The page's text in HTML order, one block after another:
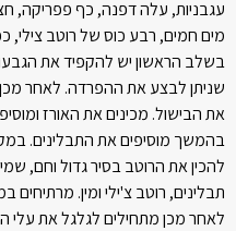
עגבניות, עלה דפנה, כף פפריקה,
מים חמים, רבע כוס של רוטב צילי,
בשלב הראשון יש להקפיד את
שניתן לבצע את ההפרדה. לאחר
את הבישול. מכינים את האורז
בהמשך מוסיפים את התבלינים.
להכין את הרוטב בסיר גדול וחם,
תבלינים, רוטב צ'ילי ומין.
לאחר מכן מתחילים לגלגל את עלי